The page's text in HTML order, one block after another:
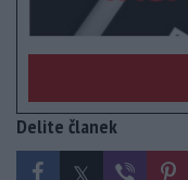
Delite članek